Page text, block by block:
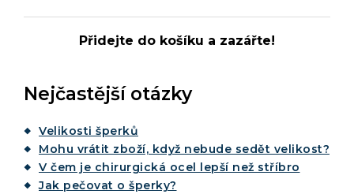
Přidejte do košíku a zazářte!
Nejčastější otázky
Velikosti šperků
Mohu vrátit zboží, když nebude sedět velikost?
V čem je chirurgická ocel lepší než stříbro
Jak pečovat o šperky?